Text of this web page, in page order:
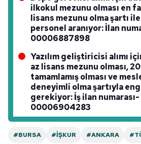
kullanılmaktadır. Diğer çerezler,
kılınması ve kişiselleştirilmesi ve
reklam/pazarlama faaliyetlerinin
Çerezlere ilişkin tercihlerinizi
vasıtasıyla belirleyebilirsiniz.
için Ayarlar butonuna tıklayabilir,
Metnimiziziyaret edebilirsiniz.
6698 sayılı Kişisel Verilerin
ilkokul mezunu olması en
lisans mezunu olma şartı
personel aranıyor: İlan
00006887898
Yazılım geliştiricisi alımı
az lisans mezunu olması, 20
tamamlamış olması ve
deneyimli olma şartıyla
gerekiyor: İş ilan numarası-
00006904283
#BURSA #İŞKUR #ANKARA